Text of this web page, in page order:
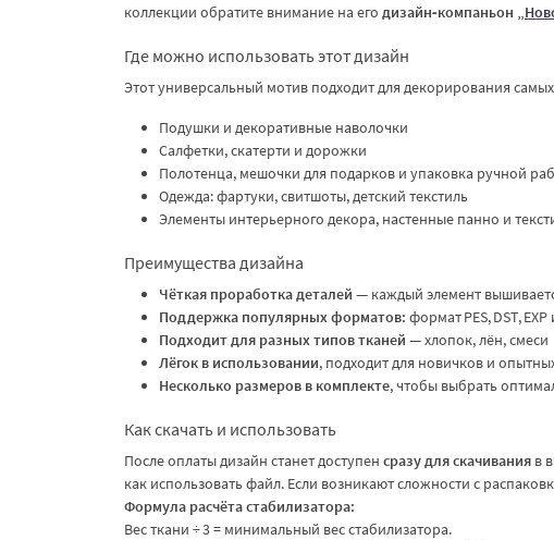
коллекции обратите внимание на его дизайн‑компаньон „
Где можно использовать этот дизайн
Этот универсальный мотив подходит для декорирования
Подушки и декоративные наволочки
Салфетки, скатерти и дорожки
Полотенца, мешочки для подарков и упаковка ручной
Одежда: фартуки, свитшоты, детский текстиль
Элементы интерьерного декора, настенные панно и
Преимущества дизайна
Чёткая проработка деталей — каждый элемент
Поддержка популярных форматов: формат PES, DST,
Подходит для разных типов тканей — хлопок, лён, смеси
Лёгок в использовании, подходит для новичков и
Несколько размеров в комплекте, чтобы выбрать
Как скачать и использовать
После оплаты дизайн станет доступен сразу для скачивания в
как использовать файл. Если возникают сложности с
Формула расчёта стабилизатора:
Вес ткани ÷ 3 = минимальный вес стабилизатора.